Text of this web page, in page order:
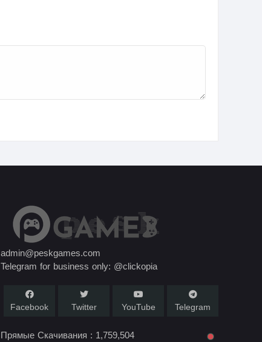
admin@peskgames.com
Telegram for business only: @clickopia
Facebook Twitter YouTube Telegram
Прямые Скачивания : 1,759,504